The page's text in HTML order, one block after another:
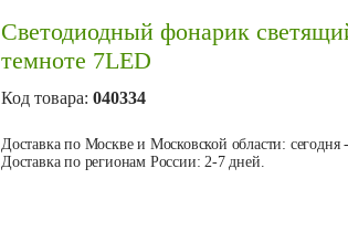
Светодиодный фонарик
темноте 7LED
Код товара: 040334
Доставка по Москве и Московской области: сегодня
Доставка по регионам России: 2-7 дней.